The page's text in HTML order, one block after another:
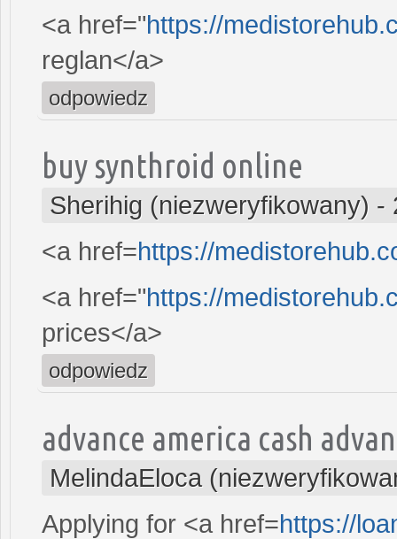
<a href="https://
reglan</a>
odpowiedz
buy synthroid online
Sherihig (niezweryfikowany) -
<a href=https://
<a href="https://
prices</a>
odpowiedz
advance america cash
MelindaEloca
Applying for <a href=https://